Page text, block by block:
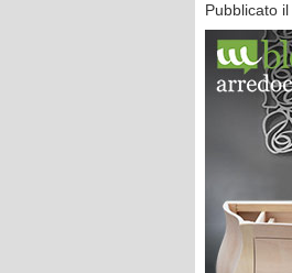
Pubblicato il